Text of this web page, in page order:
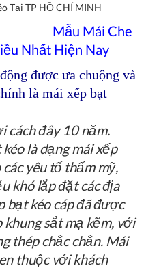
Tại TP HỒ CHÍ MINH
Che
Nhất Hiện Nay
được ưa chuộng và
là mái xếp bạt
cách đây 10 năm.
là dạng mái xếp
yêu tố thẩm mỹ,
khó lắp đặt các địa
bạt kéo cáp đã được
sắt mạ kẽm, với
thép chắc chắn. Mái
thuộc với khách